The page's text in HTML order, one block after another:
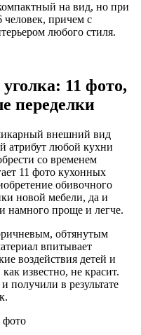
на вид, но при
человек, причем с
любого стиля.
11 фото,
переделки
внешний вид
атрибут любой кухни
со временем
11 фото кухонных
обивочного
новой мебели, да и
намного проще и легче.
обтянутым
впитывает
воздействия детей и
известно, не красит.
получили в результате